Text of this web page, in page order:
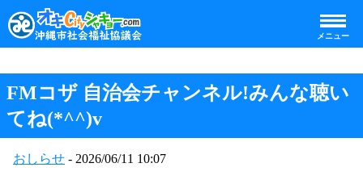
メニュー
FMコザ 自治会チャンネル!みんな聴い
てね(*^^)v
おしらせ - 2026/06/11 10:07